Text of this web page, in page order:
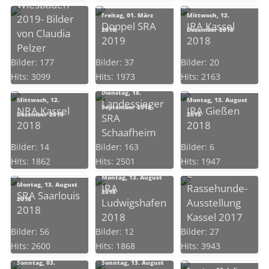
Wiesbaden
2019- Bilder
von Claudia
Pelzer
Bilder: 177
Hits: 3099
Freitag, 01. März
2019
Doppel SRA
2019
Bilder: 37
Hits: 1973
Mittwoch, 12.
Dezember 2018
IRA Kassel
2018
Bilder: 20
Hits: 2163
Mittwoch, 12.
Dezember 2018
NRA Kassel
2018
Bilder: 14
Hits: 1862
Dienstag, 18.
September 2018
Landessieger
SRA
Schaafheim
Bilder: 163
Hits: 2501
Montag, 13. August
2018
IRA Gießen
2018
Bilder: 6
Hits: 1947
Montag, 13. August
2018
SRA Saarlouis
2018
Bilder: 56
Hits: 2600
Montag, 13. August
2018
IRA
Ludwigshafen
2018
Bilder: 12
Hits: 1868
Dezember 2017
Nationale und
International
e
Rassehunde-
Ausstellung
Kassel 2017
Bilder: 27
Hits: 3943
Sonntag, 03.
Sonntag, 13. August